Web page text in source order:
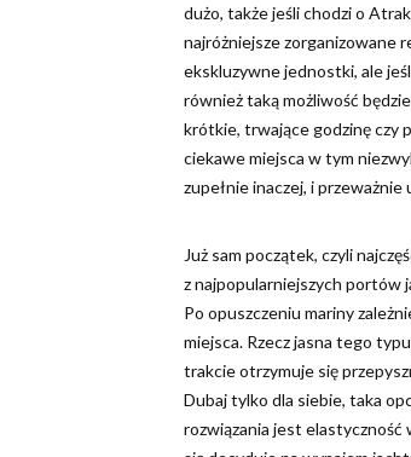
dużo, także jeśli chodzi o
najróżniejsze zorganizowane
ekskluzywne jednostki, ale
również taką możliwość
krótkie, trwające godzinę czy
ciekawe miejsca w tym
zupełnie inaczej, i
Już sam początek, czyli
z najpopularniejszych portów
Po opuszczeniu mariny
miejsca. Rzecz jasna tego typu
trakcie otrzymuje się
Dubaj tylko dla siebie, taka
rozwiązania jest elastyczność